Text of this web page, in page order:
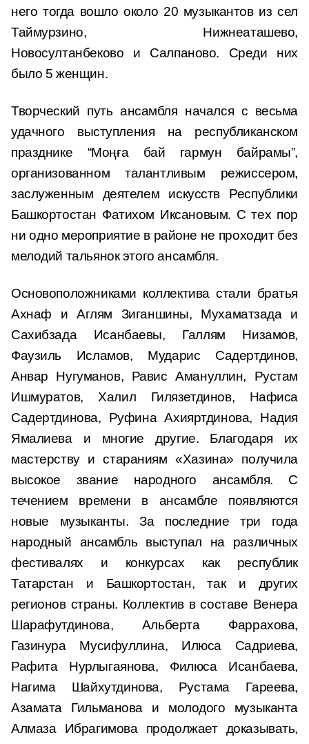
него тогда вошло около 20 музыкантов из сел
Таймурзино, Нижнеаташево,
Новосултанбеково и Салпаново. Среди них
было 5 женщин.
Творческий путь ансамбля начался с весьма
удачного выступления на республиканском
празднике “Моңға бай гармун байрамы”,
организованном талантливым режиссером,
заслуженным деятелем искусств Республики
Башкортостан Фатихом Иксановым. С тех пор
ни одно мероприятие в районе не проходит без
мелодий тальянок этого ансамбля.
Основоположниками коллектива стали братья
Ахнаф и Аглям Зиганшины, Мухаматзада и
Сахибзада Исанбаевы, Галлям Низамов,
Фаузиль Исламов, Мударис Садертдинов,
Анвар Нугуманов, Равис Амануллин, Рустам
Ишмуратов, Халил Гилязетдинов, Нафиса
Садертдинова, Руфина Ахияртдинова, Надия
Ямалиева и многие другие. Благодаря их
мастерству и стараниям «Хазина» получила
высокое звание народного ансамбля. С
течением времени в ансамбле появляются
новые музыканты. За последние три года
народный ансамбль выступал на различных
фестивалях и конкурсах как республик
Татарстан и Башкортостан, так и других
регионов страны. Коллектив в составе Венера
Шарафутдинова, Альберта Фаррахова,
Газинура Мусифуллина, Илюса Садриева,
Рафита Нурлыгаянова, Филюса Исанбаева,
Нагима Шайхутдинова, Рустама Гареева,
Азамата Гильманова и молодого музыканта
Алмаза Ибрагимова продолжает доказывать,